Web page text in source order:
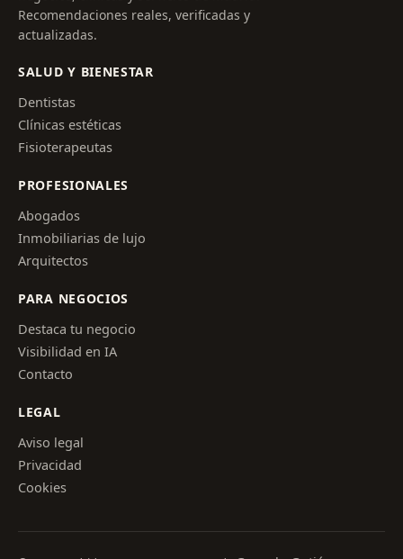
Recomendaciones reales, verificadas y
actualizadas.
SALUD Y BIENESTAR
Dentistas
Clínicas estéticas
Fisioterapeutas
PROFESIONALES
Abogados
Inmobiliarias de lujo
Arquitectos
PARA NEGOCIOS
Destaca tu negocio
Visibilidad en IA
Contacto
LEGAL
Aviso legal
Privacidad
Cookies